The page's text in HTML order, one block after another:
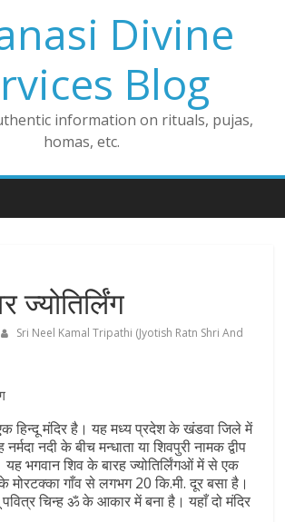
Divine
Blog
information on rituals, pujas,
homas, etc.
ज्योतिर्लिंग
Sri Neel Kamal Tripathi (Jyotish Ratn Shri And
हिन्दू मंदिर है। यह मध्य प्रदेश के खंडवा जिले में
नदी के बीच मन्धाता या शिवपुरी नामक द्वीप
भगवान शिव के बारह ज्योतिर्लिंगओं में से एक
मोरटक्का गाँव से लगभग 20 कि.मी. दूर बसा है।
पवित्र चिन्ह ॐ के आकार में बना है। यहाँ दो मंदिर